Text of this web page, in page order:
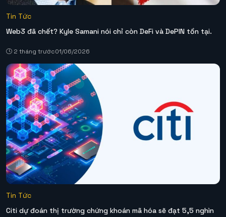
Tin Tức
Web3 đã chết? Kyle Samani nói chỉ còn DeFi và DePIN tồn tại.
2 tháng trước01/06/2026
Tin Tức
Citi dự đoán thị trường chứng khoán mã hóa sẽ đạt 5,5 nghìn